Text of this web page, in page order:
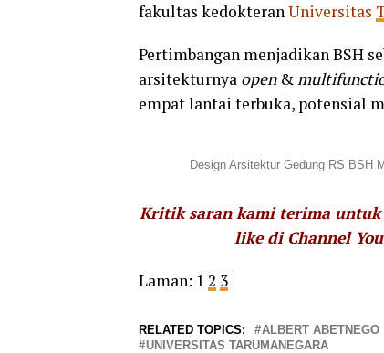
fakultas kedokteranUniversitas
Pertimbangan menjadikan BSH
arsitekturnya open&
empat lantai terbuka, potensial
Design Arsitektur Gedung RS BSH
Kritik saran kami terima untuk
like di Channel
Laman: 1 2 3
RELATED TOPICS: ALBERT ABETNEGO
UNIVERSITAS TARUMANEGARA